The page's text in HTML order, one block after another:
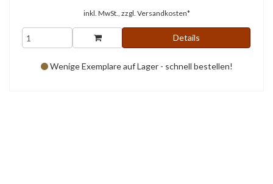
inkl. MwSt., zzgl. Versandkosten*
Details
Wenige Exemplare auf Lager - schnell bestellen!